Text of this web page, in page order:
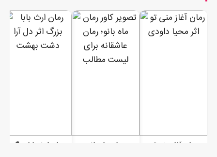
ادامه رمان در اپلیکیشن شروع مطالعه آنلاین رمان
رمان آغاز منی تو رمان ماه بانو رمان ارث بابا بزرگ